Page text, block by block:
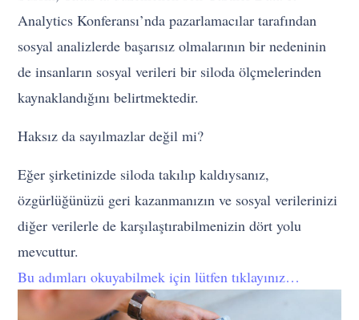
Analytics Konferansı’nda pazarlamacılar tarafından
sosyal analizlerde başarısız olmalarının bir nedeninin
de insanların sosyal verileri bir siloda ölçmelerinden
kaynaklandığını belirtmektedir.
Haksız da sayılmazlar değil mi?
Eğer şirketinizde siloda takılıp kaldıysanız,
özgürlüğünüzü geri kazanmanızın ve sosyal verilerinizi
diğer verilerle de karşılaştırabilmenizin dört yolu
mevcuttur.
Bu adımları okuyabilmek için lütfen tıklayınız…